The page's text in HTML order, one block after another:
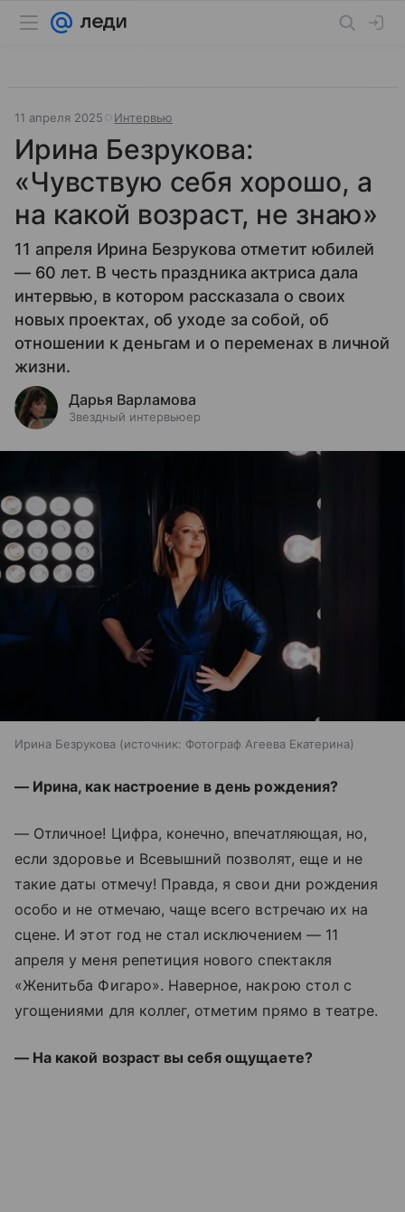
11 апреля 2025 Интервью
Ирина Безрукова:
«Чувствую себя хорошо, а
на какой возраст, не знаю»
11 апреля Ирина Безрукова отметит юбилей
— 60 лет. В честь праздника актриса дала
интервью, в котором рассказала о своих
новых проектах, об уходе за собой, об
отношении к деньгам и о переменах в личной
жизни.
Дарья Варламова
Звездный интервьюер
Ирина Безрукова источник: Фотограф Агеева Екатерина
— Ирина, как настроение в день рождения?
— Отличное! Цифра, конечно, впечатляющая, но,
если здоровье и Всевышний позволят, еще и не
такие даты отмечу! Правда, я свои дни рождения
особо и не отмечаю, чаще всего встречаю их на
сцене. И этот год не стал исключением — 11
апреля у меня репетиция нового спектакля
«Женитьба Фигаро». Наверное, накрою стол с
угощениями для коллег, отметим прямо в театре.
— На какой возраст вы себя ощущаете?